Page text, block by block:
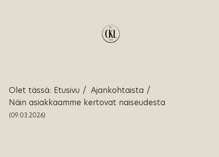
Olet tässä: Etusivu / Ajankohtaista /
Näin asiakkaamme kertovat naiseudesta
(09.03.2026)